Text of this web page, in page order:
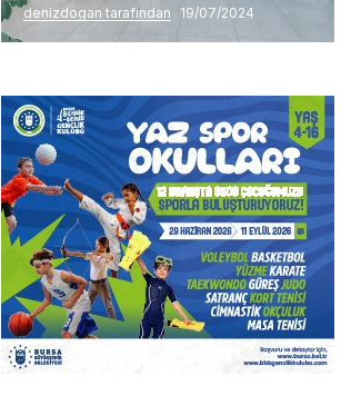
denizdogan tarafından 19/07/2024